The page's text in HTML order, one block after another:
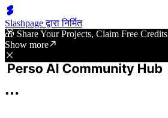
Slashpage द्वारा निर्मित
🎁 Share Your Projects, Claim Free Credits
Show more